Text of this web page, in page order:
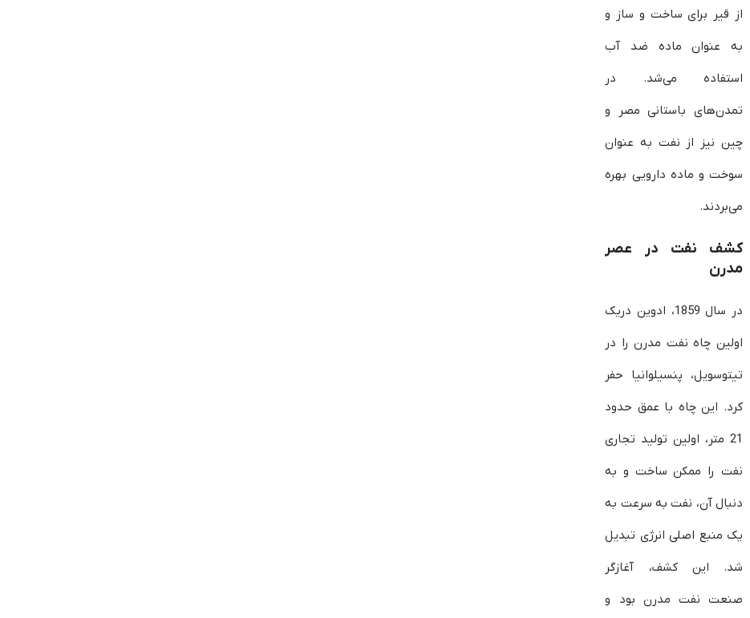
از قیر برای ساخت و ساز و
به عنوان ماده ضد آب
استفاده می‌شد. در
تمدن‌های باستانی مصر و
چین نیز از نفت به عنوان
سوخت و ماده دارویی بهره
می‌بردند.
کشف نفت در عصر
مدرن
در سال 1859، ادوین دریک
اولین چاه نفت مدرن را در
تیتوسویل، پنسیلوانیا حفر
کرد. این چاه با عمق حدود
21 متر، اولین تولید تجاری
نفت را ممکن ساخت و به
دنبال آن، نفت به سرعت به
یک منبع اصلی انرژی تبدیل
شد. این کشف، آغازگر
صنعت نفت مدرن بود و